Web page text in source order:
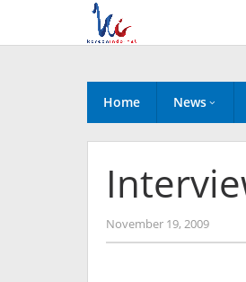
content
Home News
November 19, 2009by